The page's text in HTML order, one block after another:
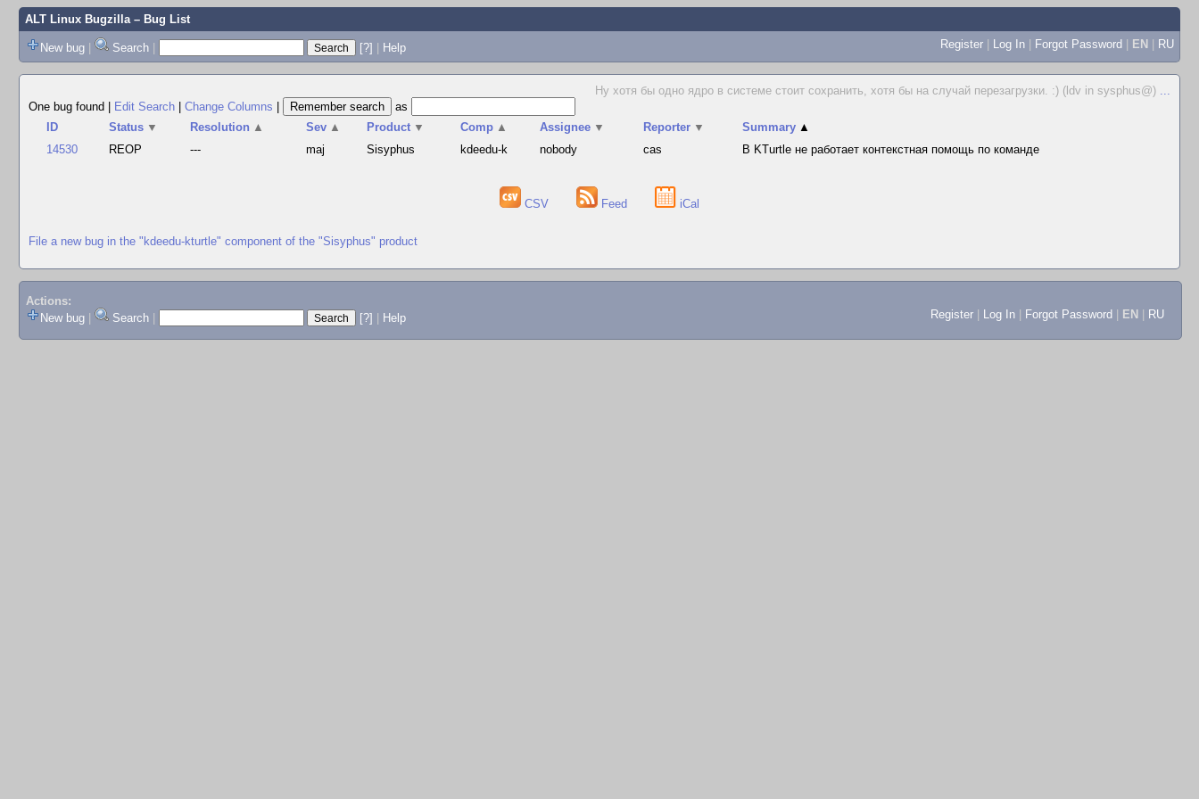
ALT Linux Bugzilla– Bug List
New bug | Search | [?] | Help Register | Log In | Forgot Password | EN | RU
Ну хотя бы одно ядро в системе стоит сохранить, хотя бы на случай перезагрузки. :) (ldv in sysphus@) ...
One bug found
Edit Search Change Columns
as
ID
Status ▼ Resolution ▲ Sev ▲ Product ▼ Comp ▲ Assignee ▼ Reporter ▼ Summary ▲
14530
REOP --- maj Sisyphus kdeedu-k nobody cas В KTurtle не работает контекстная помощь по команде
CSV Feed iCal
File a new bug in the "kdeedu-kturtle" component of the "Sisyphus" product
Actions:
New bug
Search [?] Help Register Log In Forgot Password EN RU